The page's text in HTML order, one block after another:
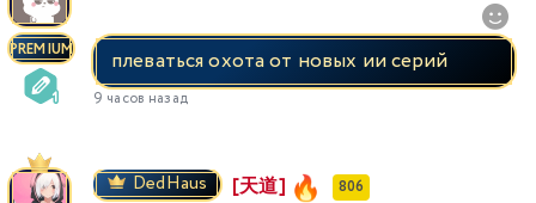
PREMIUM плеваться охота от новых ии серий
9 часов назад
DedHaus [天道] 806